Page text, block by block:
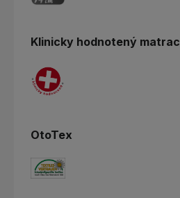
Klinicky hodnotený matrac
OtoTex